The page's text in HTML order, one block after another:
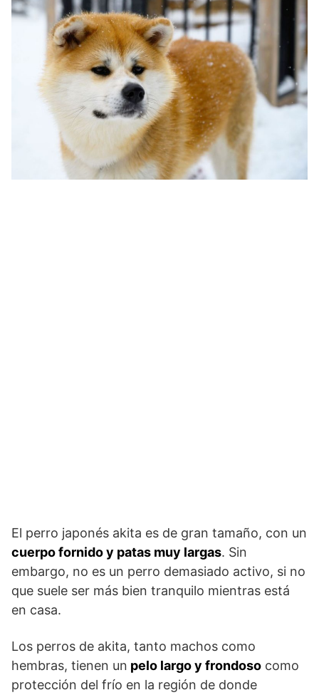
El perro japonés akita es de gran tamaño, con un
cuerpo fornido y patas muy largas. Sin
embargo, no es un perro demasiado activo, si no
que suele ser más bien tranquilo mientras está
en casa.
Los perros de akita, tanto machos como
hembras, tienen un pelo largo y frondoso como
protección del frío en la región de donde